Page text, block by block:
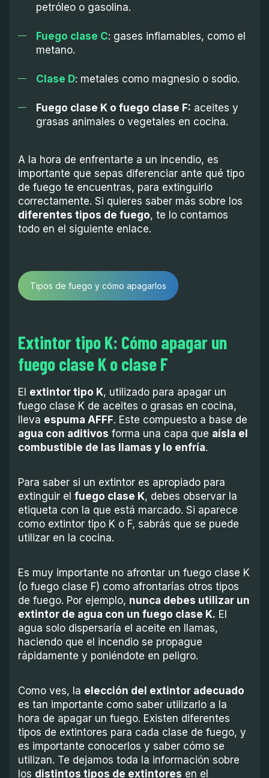
petróleo o gasolina.
Fuego clase C: gases inflamables, como el
metano.
Clase D: metales como magnesio o sodio.
Fuego clase K o fuego clase F: aceites y
grasas animales o vegetales en cocina.
A la hora de enfrentarte a un incendio, es
importante que sepas diferenciar ante qué tipo
de fuego te encuentras, para extinguirlo
correctamente. Si quieres saber más sobre los
diferentes tipos de fuego, te lo contamos
todo en el siguiente enlace.
Tipos de fuego y cómo apagarlos
Extintor tipo K: Cómo apagar un
fuego clase K o clase F
El extintor tipo K, utilizado para apagar un
fuego clase K de aceites o grasas en cocina,
lleva espuma AFFF. Este compuesto a base de
agua con aditivos forma una capa que aísla el
combustible de las llamas y lo enfría.
Para saber si un extintor es apropiado para
extinguir el fuego clase K, debes observar la
etiqueta con la que está marcado. Si aparece
como extintor tipo K o F, sabrás que se puede
utilizar en la cocina.
Es muy importante no afrontar un fuego clase K
(o fuego clase F) como afrontarías otros tipos
de fuego. Por ejemplo, nunca debes utilizar un
extintor de agua con un fuego clase K. El
agua solo dispersaría el aceite en llamas,
haciendo que el incendio se propague
rápidamente y poniéndote en peligro.
Como ves, la elección del extintor adecuado
es tan importante como saber utilizarlo a la
hora de apagar un fuego. Existen diferentes
tipos de extintores para cada clase de fuego, y
es importante conocerlos y saber cómo se
utilizan. Te dejamos toda la información sobre
los distintos tipos de extintores en el